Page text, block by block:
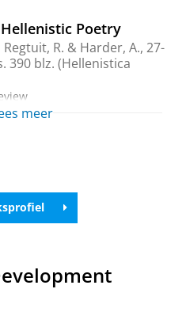
Poetry
Regtuit, R. & Harder, A., 27-
. 390 blz. (Hellenistica
, Leuven:
in Hellenistic Poetry
Harder, M. A.(Redacteur)
meer